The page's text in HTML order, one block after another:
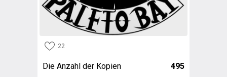
22
Die Anzahl der Kopien 495